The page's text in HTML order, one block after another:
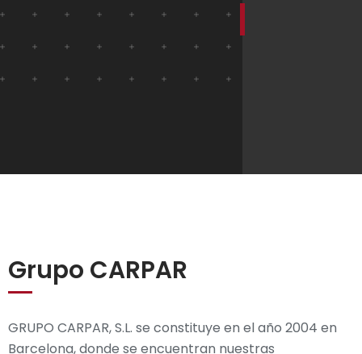
Grupo CARPAR
GRUPO CARPAR, S.L. se constituye en el año 2004 en
Barcelona, donde se encuentran nuestras